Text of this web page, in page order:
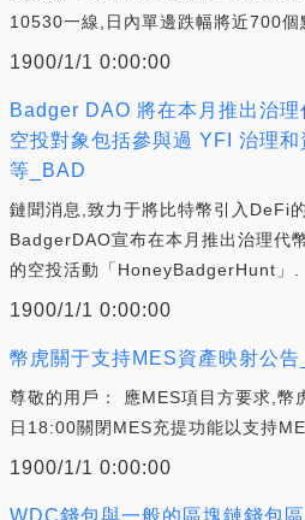
10530一線,日內單邊跌幅將近700個
1900/1/1 0:00:00
Badger DAO 將在本月推出治理
空投對象包括參與過 YFI 治理
等_BAD
鏈聞消息,致力于將比特幣引入DeFi
BadgerDAO宣布在本月推出治理代
的空投活動「HoneyBadgerHunt」.
1900/1/1 0:00:00
幣虎關于支持MES資產映射公告
尊敬的用戶： 應MES項目方要求,幣
日18:00關閉MES充提功能以支持
1900/1/1 0:00:00
WDC錢包與一般的區塊鏈錢包